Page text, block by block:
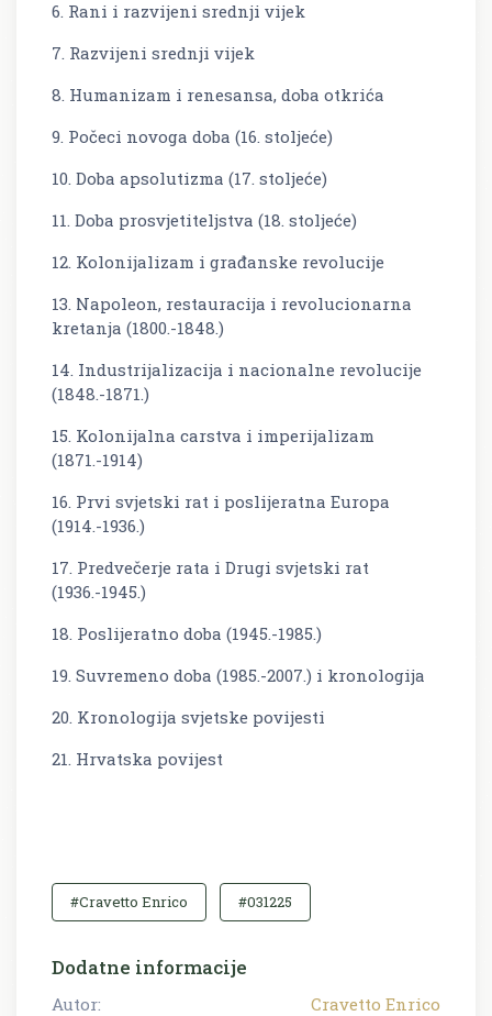
6. Rani i razvijeni srednji vijek
7. Razvijeni srednji vijek
8. Humanizam i renesansa, doba otkrića
9. Počeci novoga doba (16. stoljeće)
10. Doba apsolutizma (17. stoljeće)
11. Doba prosvjetiteljstva (18. stoljeće)
12. Kolonijalizam i građanske revolucije
13. Napoleon, restauracija i revolucionarna
kretanja (1800.-1848.)
14. Industrijalizacija i nacionalne revolucije
(1848.-1871.)
15. Kolonijalna carstva i imperijalizam
(1871.-1914)
16. Prvi svjetski rat i poslijeratna Europa
(1914.-1936.)
17. Predvečerje rata i Drugi svjetski rat
(1936.-1945.)
18. Poslijeratno doba (1945.-1985.)
19. Suvremeno doba (1985.-2007.) i kronologija
20. Kronologija svjetske povijesti
21. Hrvatska povijest
#Cravetto Enrico #031225
Dodatne informacije
Autor:
Cravetto Enrico